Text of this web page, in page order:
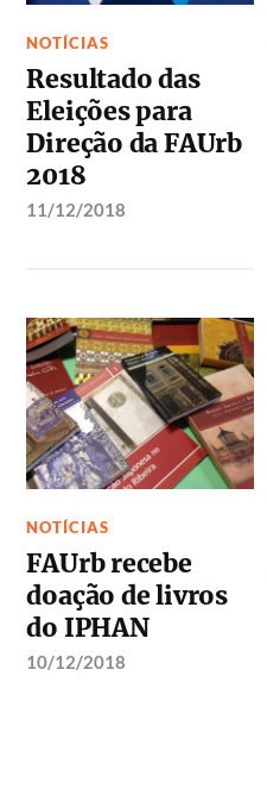
NOTÍCIAS
Resultado das
Eleições para
Direção da FAUrb
2018
11/12/2018
NOTÍCIAS
FAUrb recebe
doação de livros
do IPHAN
10/12/2018